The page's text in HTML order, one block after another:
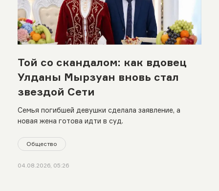
Той со скандалом: как вдовец
Улданы Мырзуан вновь стал
звездой Сети
Семья погибшей девушки сделала заявление, а
новая жена готова идти в суд.
Общество
04.08.2026, 05:26